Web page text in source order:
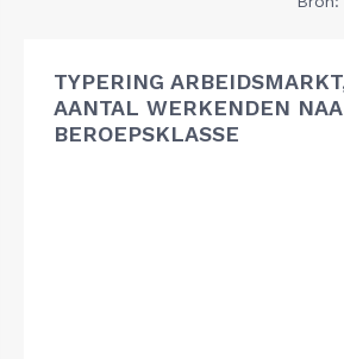
TYPERING
AANTAL WERKENDEN
BEROEPSKLASSE